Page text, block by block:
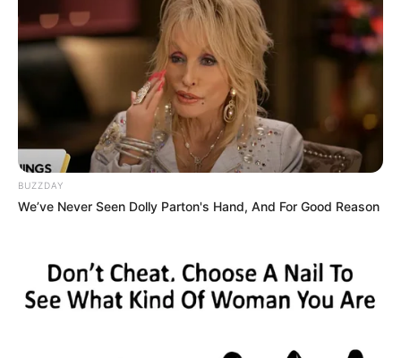
BUZZDAY
We’ve Never Seen Dolly Parton's Hand, And For Good Reason